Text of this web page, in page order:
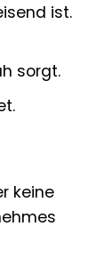
ist.
sorgt.
keine